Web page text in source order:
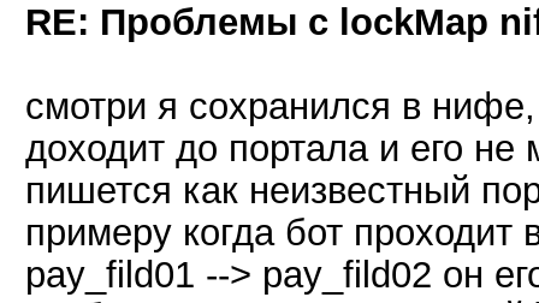
RE: Проблемы с lockMap
смотри я сохранился в
доходит до портала и его не
пишется как неизвестный
примеру когда бот проходит
pay_fild01 --> pay_fild02 он